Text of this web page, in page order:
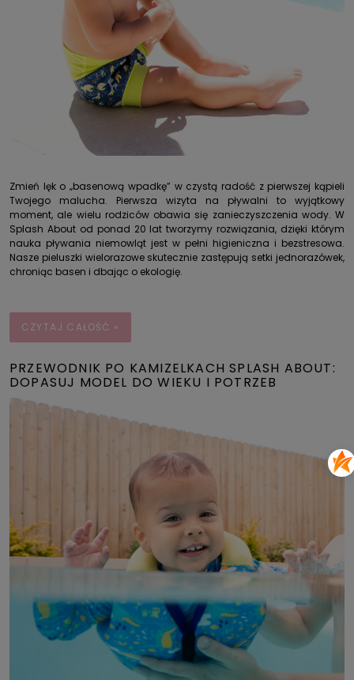
Zmień lęk o „basenową wpadkę” w czystą radość z pierwszej kąpieli
Twojego malucha. Pierwsza wizyta na pływalni to wyjątkowy
moment, ale wielu rodziców obawia się zanieczyszczenia wody. W
Splash About od ponad 20 lat tworzymy rozwiązania, dzięki którym
nauka pływania niemowląt jest w pełni higieniczna i bezstresowa.
Nasze pieluszki wielorazowe skutecznie zastępują setki jednorazówek,
chroniąc basen i dbając o ekologię.
CZYTAJ CAŁOŚĆ »
PRZEWODNIK PO KAMIZELKACH SPLASH ABOUT:
DOPASUJ MODEL DO WIEKU I POTRZEB